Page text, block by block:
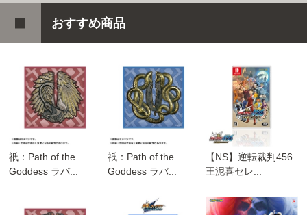
おすすめ商品
祇：Path of the
Goddess ラバ...
祇：Path of the
Goddess ラバ...
【NS】逆転裁判456
王泥喜セレ...